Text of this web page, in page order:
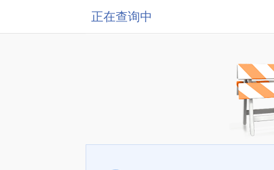
正在查询中